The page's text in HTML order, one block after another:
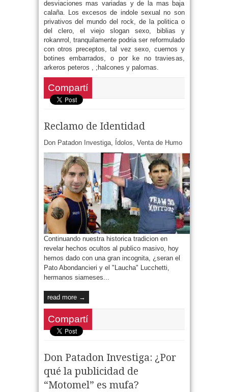
desviaciones mas variadas y de la mas baja
calaña. Los excesos de indole sexual no son
privativos del mundo del rock, de la politica o
del clero, el viejo slogan sexo, biblias y
rokanrrol, tranquilamente podria ser reformulado
con otros preceptos, tal vez sexo, cuernos y
botines embarrados, o por ke no traviesas,
arkeros peteros , ;halcones y palomas.
Compartí
Reclamo de Identidad
Don Patadon Investiga, Ídolos, Venta de Humo
Continuando nuestra historica tradicion en
revelar hechos ocultos al publico masivo, hoy
hemos dado con una gran incognita, ¿seran el
Pato Abondancieri y el "Laucha" Lucchetti,
hermanos siameses...
read more →
Compartí
Don Patadon Investiga: ¿Por
qué la publicidad de
“Motomel” es mufa?